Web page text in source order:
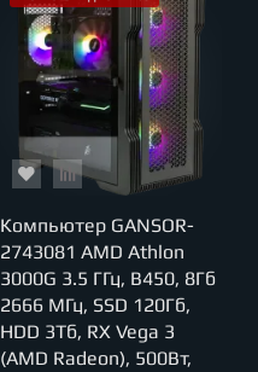
Компьютер GANSOR-
2743081 AMD Athlon
3000G 3.5 ГГц, B450, 8Гб
2666 МГц, SSD 120Гб,
HDD 3Тб, RX Vega 3
(AMD Radeon), 500Вт,